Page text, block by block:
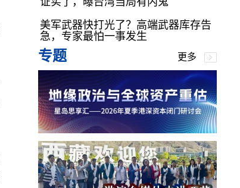
美军武器快打光了？高端武器库存告
急，专家最怕一事发生
专题 更多